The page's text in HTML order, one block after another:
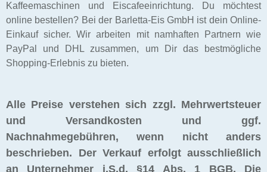
Kaffeemaschinen und Eiscafeeinrichtung. Du möchtest
online bestellen? Bei der Barletta-Eis GmbH ist dein Online-
Einkauf sicher. Wir arbeiten mit namhaften Partnern wie
PayPal und DHL zusammen, um Dir das bestmögliche
Shopping-Erlebnis zu bieten.
Alle Preise verstehen sich zzgl. Mehrwertsteuer
und Versandkosten und ggf.
Nachnahmegebühren, wenn nicht anders
beschrieben. Der Verkauf erfolgt ausschließlich
an Unternehmer i.S.d. §14 Abs. 1 BGB. Die